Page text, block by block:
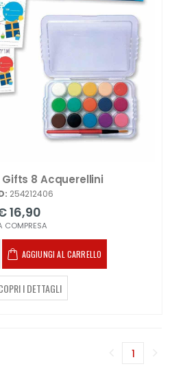
8 Acquerellini
254212406
16,90
COMPRESA
AGGIUNGI AL CARRELLO
I DETTAGLI
1